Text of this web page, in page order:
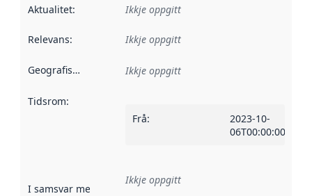
Aktualitet: Ikkje oppgitt
Relevans: Ikkje oppgitt
Geografisk område Ikkje oppgitt
Tidsrom:
Frå:
2023-10-
06T00:00:00Z
I samsvar med Referanse til ei implementeringsregel eller
Ikkje oppgitt